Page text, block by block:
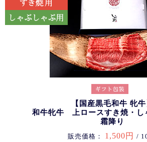
【国産黒毛和牛 牝牛
和牛牝牛 上ロースすき焼・し
霜降り
販売価格： 1,500円 /